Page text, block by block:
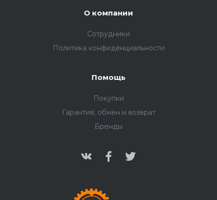
О компании
Сотрудники
Политика конфиденциальности
Помощь
Покупки
Гарантия, обмен и возврат
Бренды